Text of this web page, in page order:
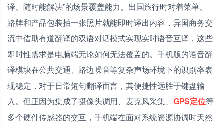
译、随时能解决”的场景覆盖能力。出国旅行时对着菜单、
路牌和产品包装拍一张照片就能即时译出内容，异国商务交
流中借助有道翻译的双语对话模式实现实时语音互译，这些
即时性需求是电脑端无论如何无法覆盖的。手机版的语音翻
译模块在公共交通、路边噪音等复杂声场环境下的识别率表
现稳定，对于日常短句翻译而言，其便捷性远胜于键盘输
入。但正因为集成了摄像头调用、麦克风采集、 GPS定位等
多个硬件传感器的交互，手机端在面对系统资源协调时天然